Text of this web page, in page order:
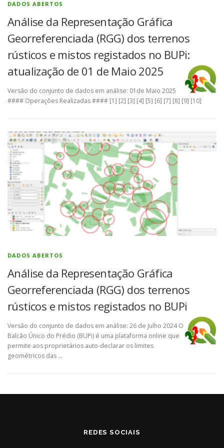
DADOS ABERTOS
Análise da Representação Gráfica
Georreferenciada (RGG) dos terrenos
rústicos e mistos registados no BUPi:
atualização de 01 de Maio 2025
Versão do conjunto de dados em análise: 01de Maio 2025
#### Operações Realizadas #### [1] [2] [3] [4] [5] [6] [7] [8] [9] [10]
DADOS ABERTOS
Análise da Representação Gráfica
Georreferenciada (RGG) dos terrenos
rústicos e mistos registados no BUPi
Versão do conjunto de dados em análise: 26 de Julho 2024 O
Balcão Único do Prédio (BUPi) é uma plataforma online que
permite aos proprietários auto-declarar os limites
geométricos das …
REDES SOCIAIS